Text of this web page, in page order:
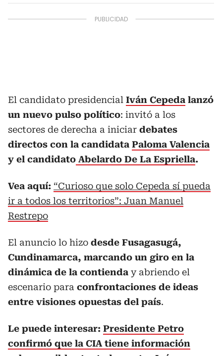
El candidato presidencial Iván Cepeda lanzó
un nuevo pulso político: invitó a los
sectores de derecha a iniciar debates
directos con la candidata Paloma Valencia
y el candidato Abelardo De La Espriella.
Vea aquí: “Curioso que solo Cepeda sí pueda
ir a todos los territorios”: Juan Manuel
Restrepo
El anuncio lo hizo desde Fusagasugá,
Cundinamarca, marcando un giro en la
dinámica de la contienda y abriendo el
escenario para confrontaciones de ideas
entre visiones opuestas del país.
Le puede interesar: Presidente Petro
confirmó que la CIA tiene información